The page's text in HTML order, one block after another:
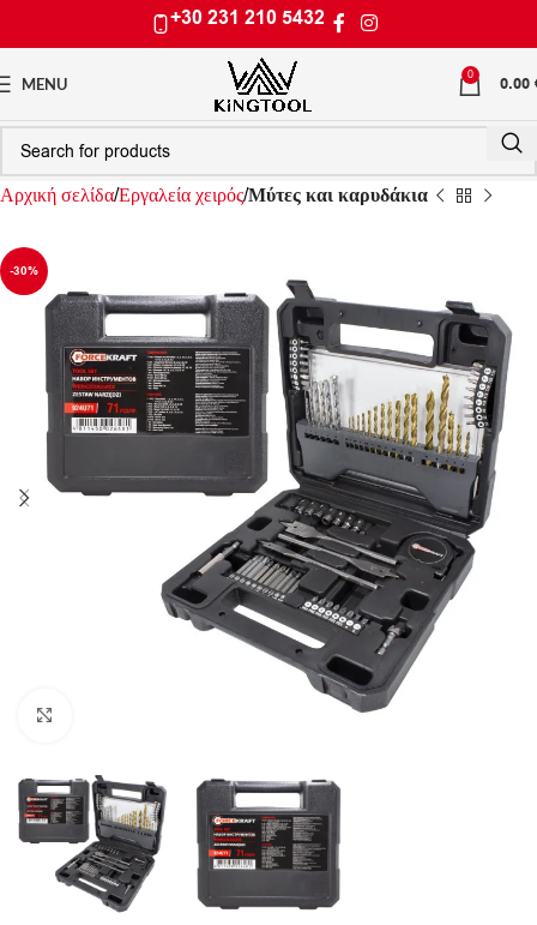
+30 231 210 5432
MENU 0 0.00
Αρχική σελίδαΕργαλεία χειρόςΜύτες και καρυδάκια
-30%